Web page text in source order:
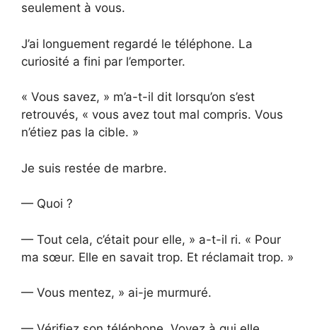
seulement à vous.
J’ai longuement regardé le téléphone. La
curiosité a fini par l’emporter.
« Vous savez, » m’a-t-il dit lorsqu’on s’est
retrouvés, « vous avez tout mal compris. Vous
n’étiez pas la cible. »
Je suis restée de marbre.
— Quoi ?
— Tout cela, c’était pour elle, » a-t-il ri. « Pour
ma sœur. Elle en savait trop. Et réclamait trop. »
— Vous mentez, » ai-je murmuré.